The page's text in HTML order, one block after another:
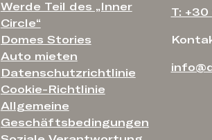
Werde Teil des „Inner
Circle“
Domes Stories
Auto mieten
Datenschutzrichtlinie
Cookie-Richtlinie
Allgemeine
Geschäftsbedingungen
T: